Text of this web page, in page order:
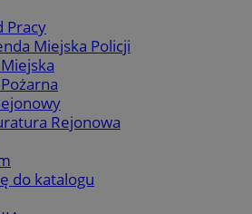
Pracy
Miejska Policji
Rejonowa
do katalogu